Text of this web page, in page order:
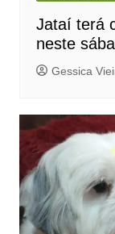
Jataí terá
neste
Gessica